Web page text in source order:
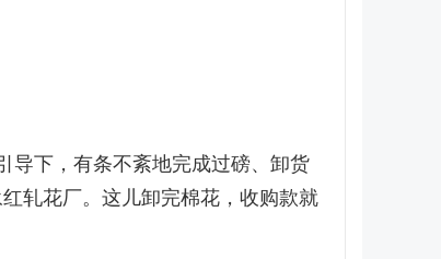
导下，有条不紊地完成过磅、卸货
轧花厂。这儿卸完棉花，收购款就